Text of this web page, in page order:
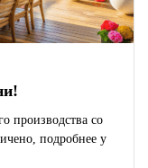
производства со
подробнее у